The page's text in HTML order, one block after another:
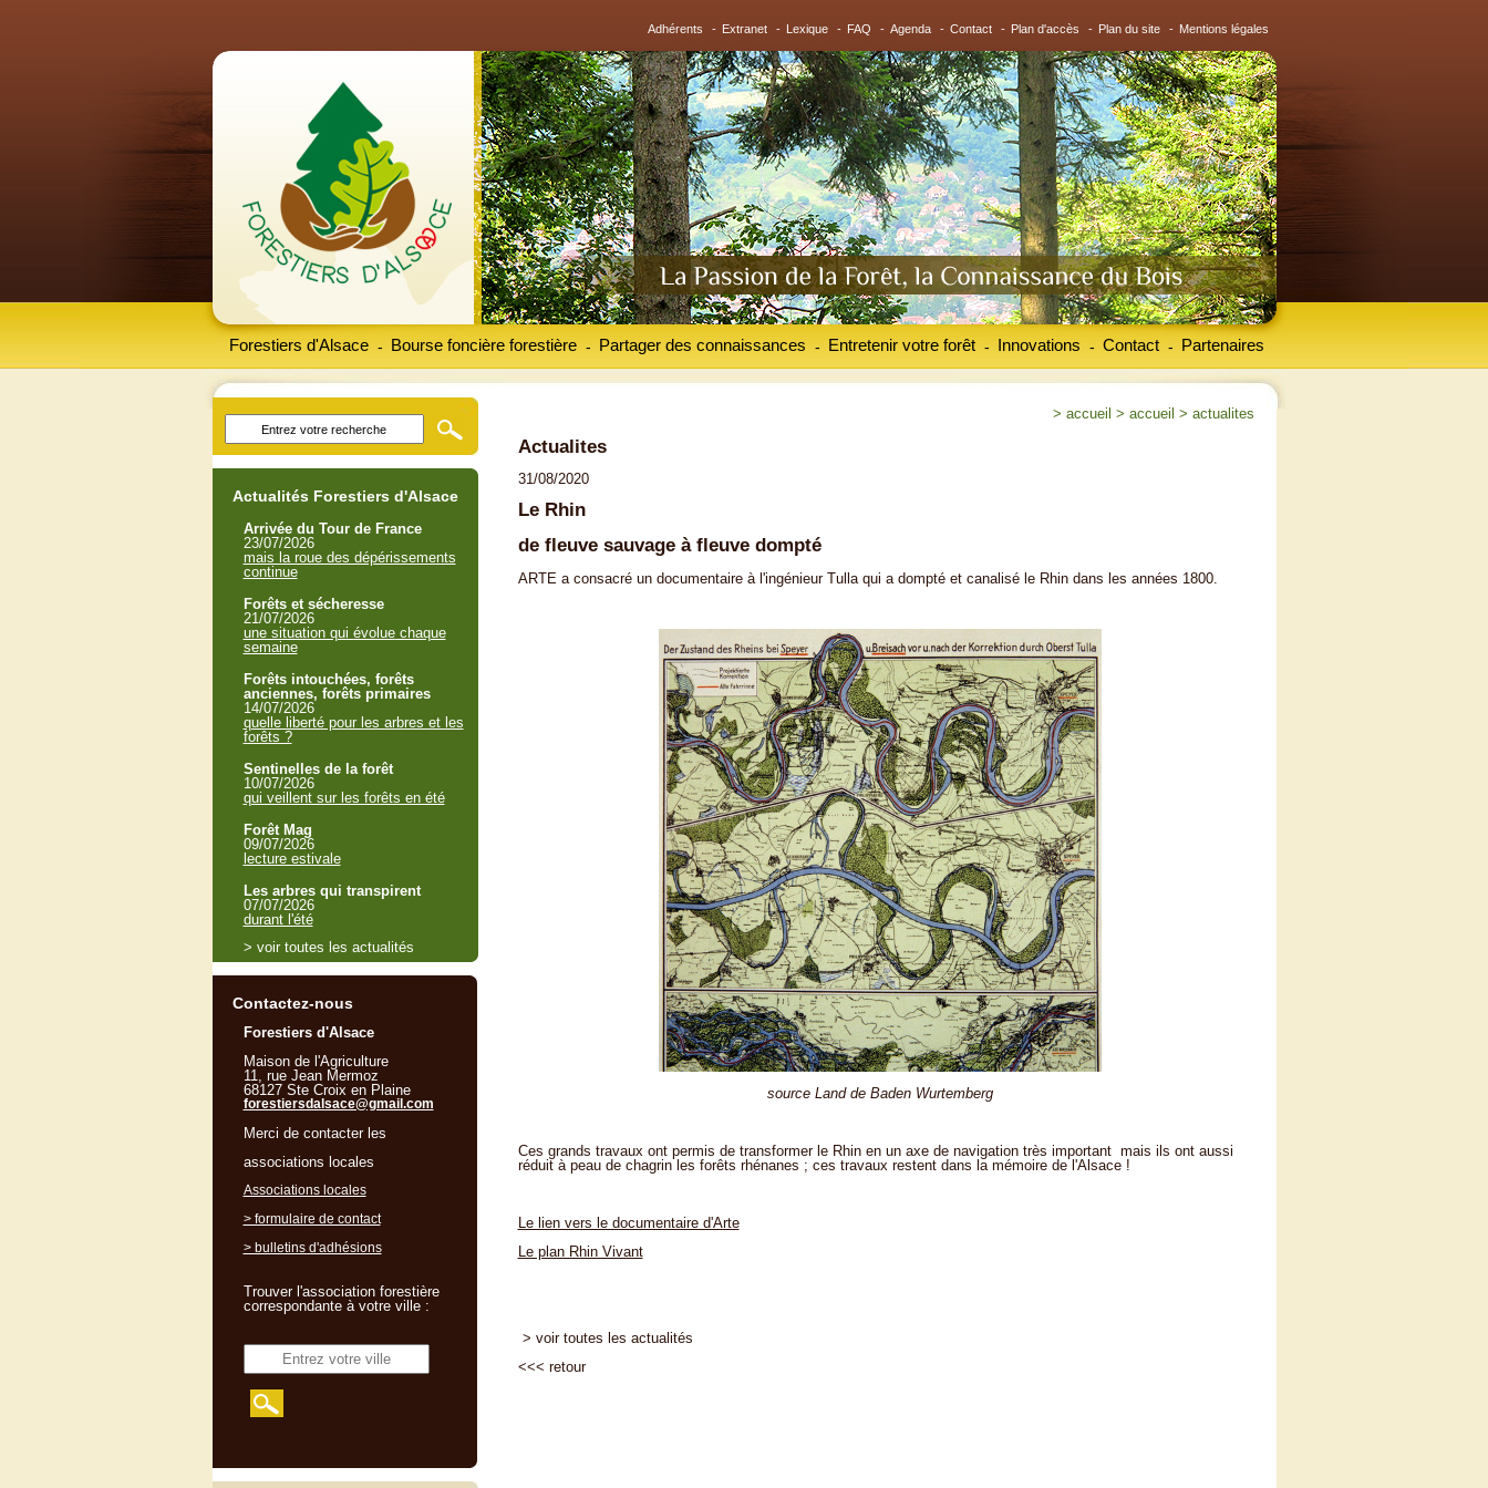
Adhérents - Extranet - Lexique - FAQ - Agenda - Contact - Plan d'accès - Plan du site - Mentions légales
Forestiers d'Alsace Bourse foncière forestière
- Partager des connaissances
- Entretenir votre forêt
- Innovations
- Contact
- Partenaires
-
> accueil > accueil > actualites
Actualites
31/08/2020
Le Rhin
de fleuve sauvage à fleuve dompté
ARTE a consacré un documentaire à l'ingénieur Tulla qui a dompté et canalisé le Rhin dans les années 1800.
source Land de Baden Wurtemberg
Ces grands travaux ont permis de transformer le Rhin en un axe de navigation très important mais ils ont aussi
réduit à peau de chagrin les forêts rhénanes ; ces travaux restent dans la mémoire de l'Alsace !
Le lien vers le documentaire d'Arte
Le plan Rhin Vivant
> voir toutes les actualités
<<< retour
Actualités Forestiers d'Alsace
Arrivée du Tour de France
23/07/2026
mais la roue des dépérissements
continue
Forêts et sécheresse
21/07/2026
une situation qui évolue chaque
semaine
Forêts intouchées, forêts
anciennes, forêts primaires
14/07/2026
quelle liberté pour les arbres et les
forêts ?
Sentinelles de la forêt
10/07/2026
qui veillent sur les forêts en été
Forêt Mag
09/07/2026
lecture estivale
Les arbres qui transpirent
07/07/2026
durant l'été
> voir toutes les actualités
Contactez-nous
Forestiers d'Alsace
Maison de l'Agriculture
11, rue Jean Mermoz
68127 Ste Croix en Plaine
forestiersdalsace@gmail.com
Merci de contacter les
associations locales
Associations locales
> formulaire de contact
> bulletins d'adhésions
Trouver l'association forestière
correspondante à votre ville :